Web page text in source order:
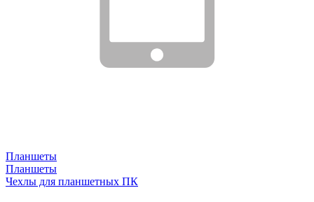
Планшеты
Планшеты
Чехлы для планшетных ПК